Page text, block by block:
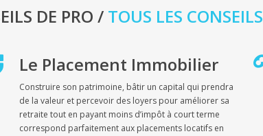
DE PRO / TOUS LES CONSEILS
Le Placement Immobilier
Construire son patrimoine, bâtir un capital qui prendra
de la valeur et percevoir des loyers pour améliorer sa
retraite tout en payant moins d’impôt à court terme
correspond parfaitement aux placements locatifs en